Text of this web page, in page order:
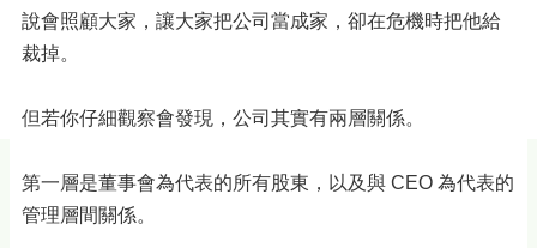
說會照顧大家，讓大家把公司當成家，卻在危機時把他給
裁掉。
但若你仔細觀察會發現，公司其實有兩層關係。
第一層是董事會為代表的所有股東，以及與 CEO 為代表的
管理層間關係。